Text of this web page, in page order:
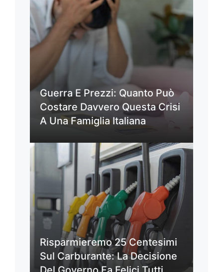
Guerra E Prezzi: Quanto Può
Costare Davvero Questa Crisi
A Una Famiglia Italiana
Risparmieremo 25 Centesimi
Sul Carburante: La Decisione